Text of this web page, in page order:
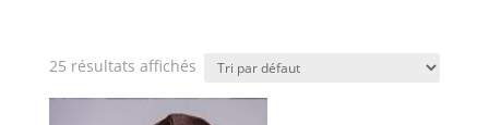
25 résultats affichés